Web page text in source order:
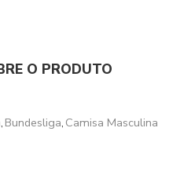
O PRODUTO
, Bundesliga, Camisa Masculina